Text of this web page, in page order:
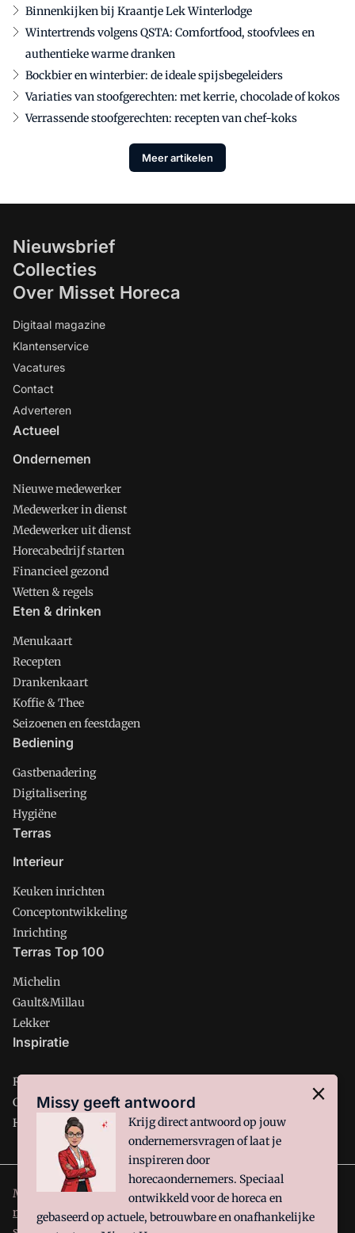
Binnenkijken bij Kraantje Lek Winterlodge
Wintertrends volgens QSTA: Comfortfood, stoofvlees en
authentieke warme dranken
Bockbier en winterbier: de ideale spijsbegeleiders
Variaties van stoofgerechten: met kerrie, chocolade of kokos
Verrassende stoofgerechten: recepten van chef-koks
Meer artikelen
Nieuwsbrief
Collecties
Over Misset Horeca
Digitaal magazine
Klantenservice
Vacatures
Contact
Adverteren
Actueel
Ondernemen
Nieuwe medewerker
Medewerker in dienst
Medewerker uit dienst
Horecabedrijf starten
Financieel gezond
Wetten & regels
Eten & drinken
Menukaart
Recepten
Drankenkaart
Koffie & Thee
Seizoenen en feestdagen
Bediening
Gastbenadering
Digitalisering
Hygiëne
Terras
Interieur
Keuken inrichten
Conceptontwikkeling
Inrichting
Terras Top 100
Michelin
Gault&Millau
Lekker
Inspiratie
Restaurant
Café
Hotel
Misset Horeca is onderdeel van VMN media. Lees in
manifestwaar VMN media voor staat. Op gebruik van deze
Missy geeft antwoord
Krijg direct antwoord op jouw
ondernemersvragen of laat je
inspireren door
horecaondernemers. Speciaal
ontwikkeld voor de horeca en
gebaseerd op actuele, betrouwbare en onafhankelijke